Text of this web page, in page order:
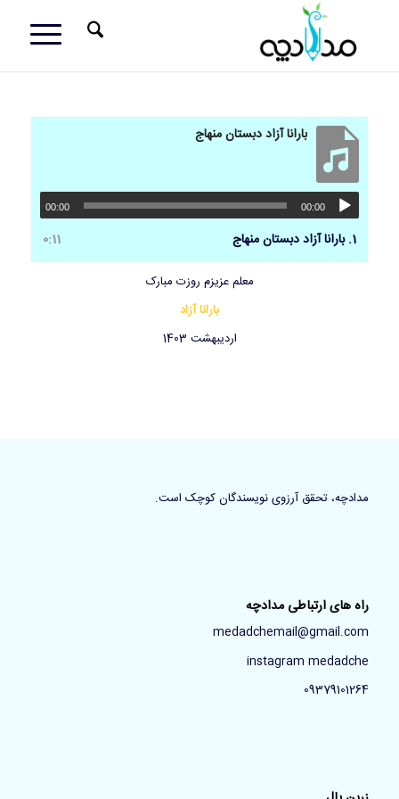
بارانا آزاد دبستان منهاج
00:00
00:00
1. بارانا آزاد دبستان منهاج 0:11
معلم عزیزم روزت مبارک
بارانا آزاد
اردیبهشت 1403
مدادچه، تحقق آرزوی نویسندگان کوچک است.
راه های ارتباطی مدادچه
medadchemail@gmail.com
instagram medadche
09379101264